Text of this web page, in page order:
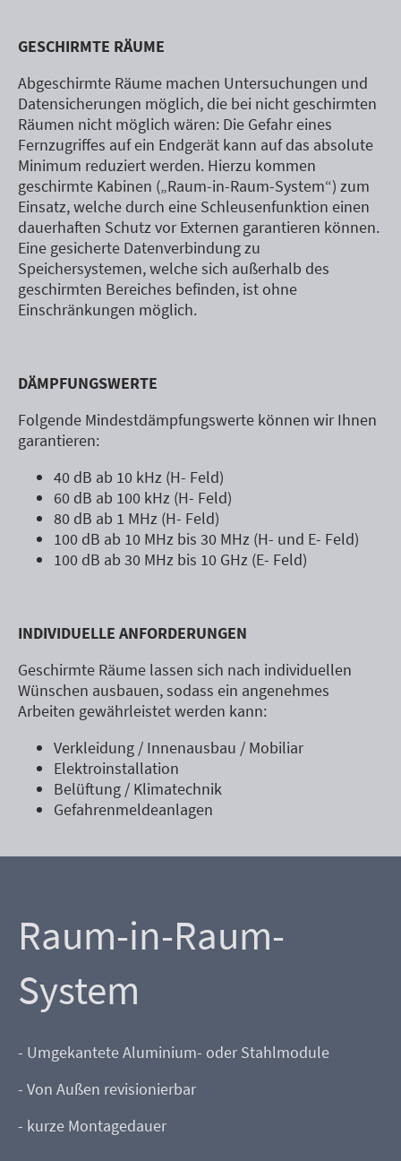
GESCHIRMTE RÄUME
Abgeschirmte Räume machen Untersuchungen und
Datensicherungen möglich, die bei nicht geschirmten
Räumen nicht möglich wären: Die Gefahr eines
Fernzugriffes auf ein Endgerät kann auf das absolute
Minimum reduziert werden. Hierzu kommen
geschirmte Kabinen („Raum-in-Raum-System“) zum
Einsatz, welche durch eine Schleusenfunktion einen
dauerhaften Schutz vor Externen garantieren können.
Eine gesicherte Datenverbindung zu
Speichersystemen, welche sich außerhalb des
geschirmten Bereiches befinden, ist ohne
Einschränkungen möglich.
DÄMPFUNGSWERTE
Folgende Mindestdämpfungswerte können wir Ihnen
garantieren:
40 dB ab 10 kHz (H- Feld)
60 dB ab 100 kHz (H- Feld)
80 dB ab 1 MHz (H- Feld)
100 dB ab 10 MHz bis 30 MHz (H- und E- Feld)
100 dB ab 30 MHz bis 10 GHz (E- Feld)
INDIVIDUELLE ANFORDERUNGEN
Geschirmte Räume lassen sich nach individuellen
Wünschen ausbauen, sodass ein angenehmes
Arbeiten gewährleistet werden kann:
Verkleidung / Innenausbau / Mobiliar
Elektroinstallation
Belüftung / Klimatechnik
Gefahrenmeldeanlagen
Raum-in-Raum-
System
- Umgekantete Aluminium- oder Stahlmodule
- Von Außen revisionierbar
- kurze Montagedauer